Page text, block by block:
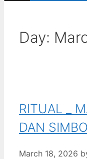
Day:
RITUAL _
DAN
March 18, 2026